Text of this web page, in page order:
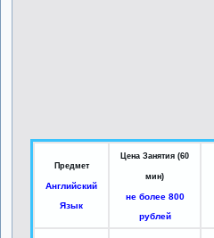
Предмет
Английский
Язык
Цена Занятия (60
мин)
не более 800
рублей